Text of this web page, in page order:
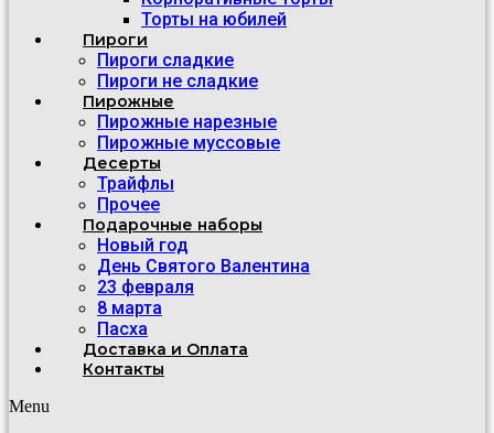
Торты на юбилей
Пироги
Пироги сладкие
Пироги не сладкие
Пирожные
Пирожные нарезные
Пирожные муссовые
Десерты
Трайфлы
Прочее
Подарочные наборы
Новый год
День Святого Валентина
23 февраля
8 марта
Пасха
Доставка и Оплата
Контакты
Menu